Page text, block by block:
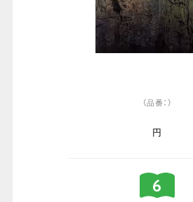
（品番：）
円